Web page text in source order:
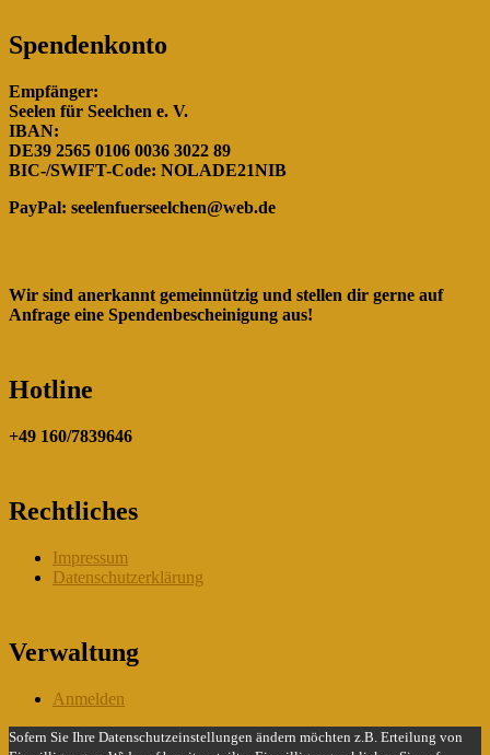
Spendenkonto
Empfänger:
Seelen für Seelchen e. V.
IBAN:
DE39 2565 0106 0036 3022 89
BIC-/SWIFT-Code: NOLADE21NIB
PayPal: seelenfuerseelchen@web.de
Wir sind anerkannt gemeinnützig und stellen dir gerne auf
Anfrage eine Spendenbescheinigung aus!
Hotline
+49 160/7839646
Rechtliches
Impressum
Datenschutzerklärung
Verwaltung
Anmelden
Sofern Sie Ihre Datenschutzeinstellungen ändern möchten z.B. Erteilung von